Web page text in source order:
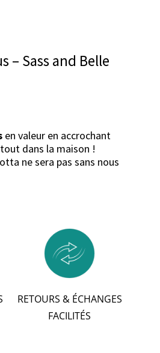
– Sass and Belle
en valeur en accrochant
dans la maison !
ne sera pas sans nous
RETOURS & ÉCHANGES
FACILITÉS